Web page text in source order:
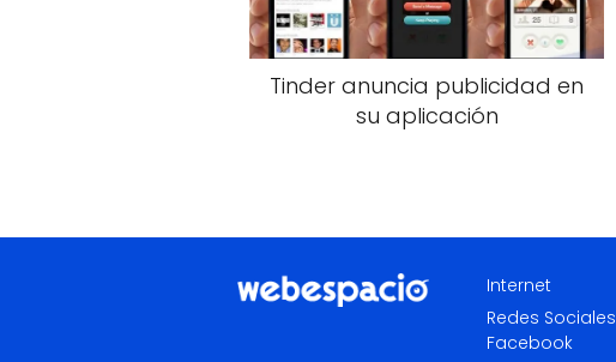
Tinder anuncia publicidad en
su aplicación
Internet
Redes Sociales
Facebook